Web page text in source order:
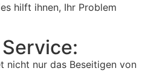
hilft ihnen, Ihr Problem
nicht nur das Beseitigen von